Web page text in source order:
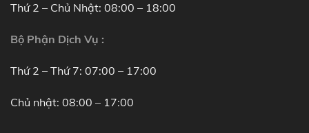
Thứ 2 – Chủ Nhật: 08:00 – 18:00
Bộ Phận Dịch Vụ :
Thứ 2 – Thứ 7: 07:00 – 17:00
Chủ nhật: 08:00 – 17:00